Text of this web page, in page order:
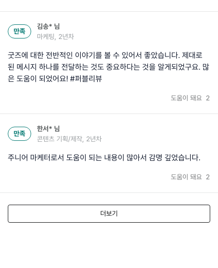
만족
김송* 님
마케팅, 2년차
굿즈에 대한 전반적인 이야기를 볼 수 있어서 좋았습니다. 제대로
된 메시지 하나를 전달하는 것도 중요하다는 것을 알게되었구요. 많
은 도움이 되었어요! #퍼블리뷰
도움이 돼요 2
만족
한서* 님
콘텐츠 기획/제작, 2년차
주니어 마케터로서 도움이 되는 내용이 많아서 감명 깊었습니다.
도움이 돼요 2
더보기